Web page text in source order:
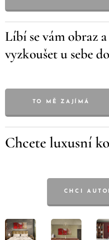
Líbí se vám obraz
vyzkoušet u sebe
TO MĚ ZAJÍMÁ
Chcete luxusní
CHCI